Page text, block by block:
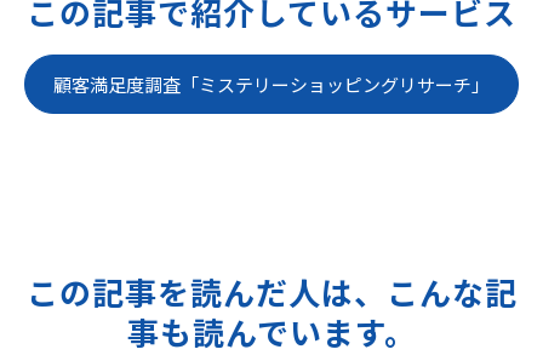
この記事で紹介しているサービス
顧客満足度調査「ミステリーショッピングリサーチ」
この記事を読んだ人は、こんな記
事も読んでいます。